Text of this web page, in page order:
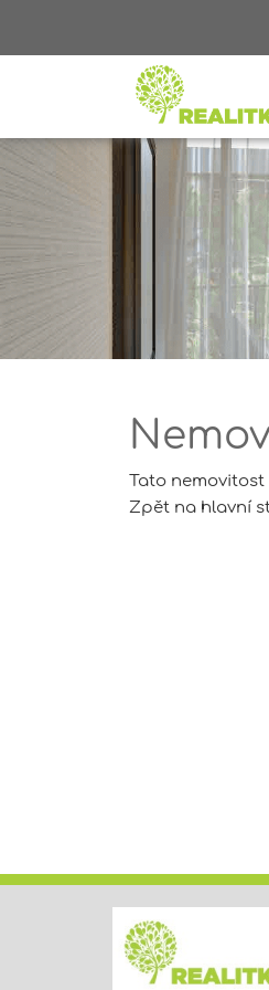
Tato nemovitost
Zpět na hlavní